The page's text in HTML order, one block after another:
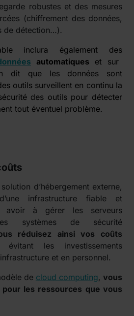
robustes et des mesures
(chiffrement des données,
de détection…).
inclura également des
automatiques
et sur
dit que les données sont
outils surveillent en continu la
des outils pour détecter
tout éventuel problème.
d’hébergement externe,
infrastructure fiable et
avoir à gérer les serveurs
systèmes de sécurité
réduisez ainsi vos coûts
les investissements
et en personnel.
de cloud computing, vous
les ressources que vous